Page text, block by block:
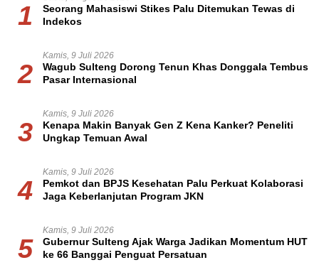
1
Seorang Mahasiswi Stikes Palu Ditemukan Tewas di
Indekos
2
Kamis, 9 Juli 2026
Wagub Sulteng Dorong Tenun Khas Donggala Tembus
Pasar Internasional
3
Kamis, 9 Juli 2026
Kenapa Makin Banyak Gen Z Kena Kanker? Peneliti
Ungkap Temuan Awal
4
Kamis, 9 Juli 2026
Pemkot dan BPJS Kesehatan Palu Perkuat Kolaborasi
Jaga Keberlanjutan Program JKN
5
Kamis, 9 Juli 2026
Gubernur Sulteng Ajak Warga Jadikan Momentum HUT
ke 66 Banggai Penguat Persatuan